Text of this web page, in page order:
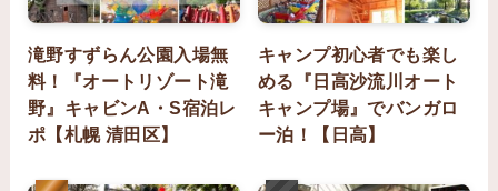
滝野すずらん公園入場無
料！『オートリゾート滝
野』キャビンA・S宿泊レ
ポ【札幌 清田区】
キャンプ初心者でも楽し
める『日高沙流川オート
キャンプ場』でバンガロ
ー泊！【日高】